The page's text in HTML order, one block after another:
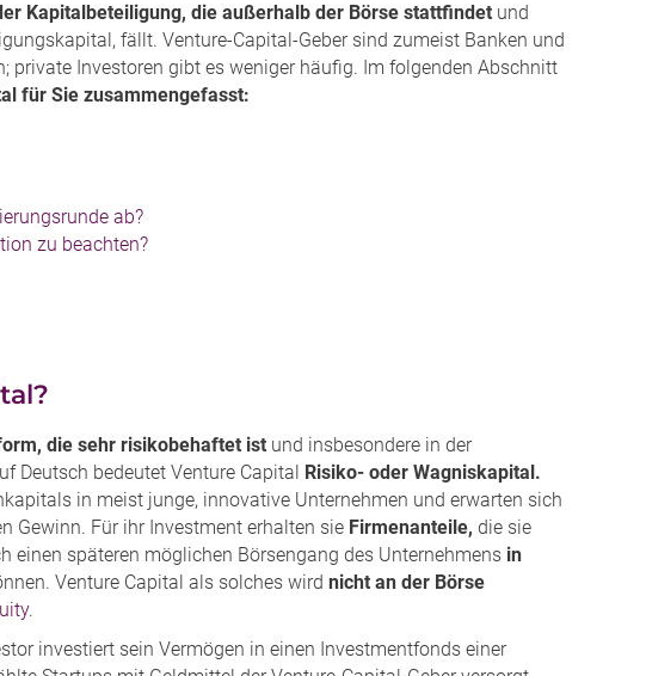
Kapitalbeteiligung, die außerhalb der Börse stattfindet und
fällt. Venture-Capital-Geber sind zumeist Banken und
private Investoren gibt es weniger häufig. Im folgenden Abschnitt
für Sie zusammengefasst:
ab?
zu beachten?
die sehr risikobehaftet ist und insbesondere in der
Deutsch bedeutet Venture Capital
Risiko- oder Wagniskapital.
in meist junge, innovative Unternehmen und erwarten sich
Gewinn. Für ihr Investment erhalten sie Firmenanteile, die sie
einen späteren möglichen Börsengang des Unternehmens in
Venture Capital als solches wird nicht an der Börse
.
investiert sein Vermögen in einen Investmentfonds einer